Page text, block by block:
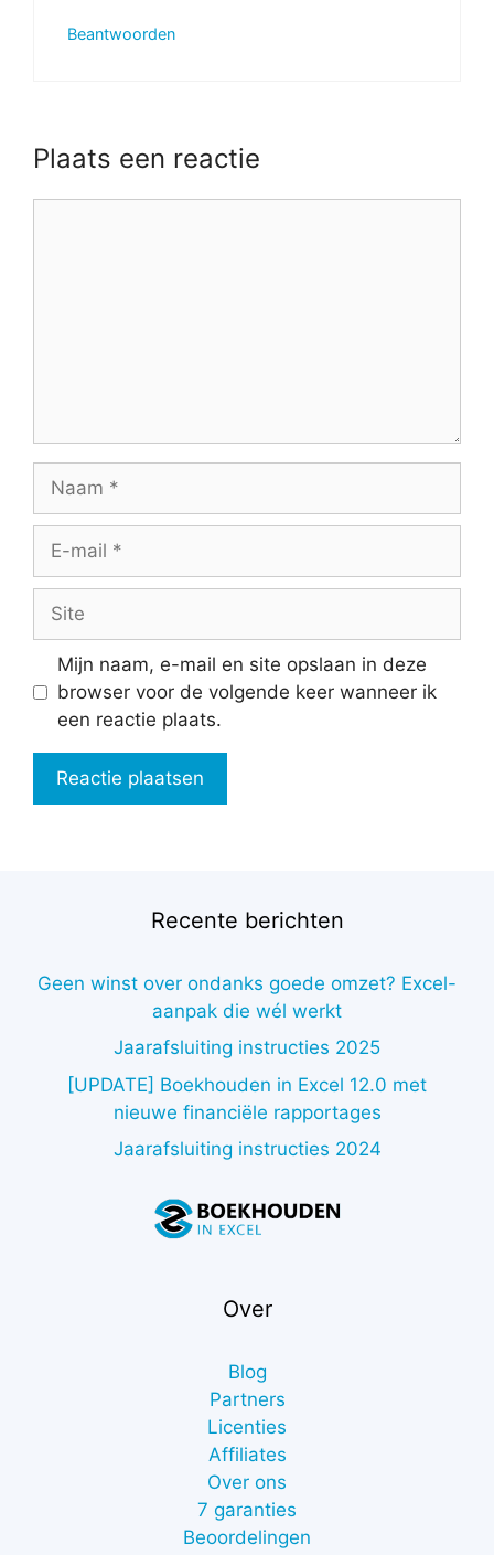
Beantwoorden
Plaats een reactie
mail
Mijn naam, e-mail en site opslaan in deze
browser voor de volgende keer wanneer ik
een reactie plaats.
Recente berichten
Geen winst over ondanks goede omzet? Excel-
aanpak die wél werkt
Jaarafsluiting instructies 2025
[UPDATE] Boekhouden in Excel 12.0 met
nieuwe financiële rapportages
Jaarafsluiting instructies 2024
Over
Blog
Partners
Licenties
Affiliates
Over ons
7 garanties
Beoordelingen